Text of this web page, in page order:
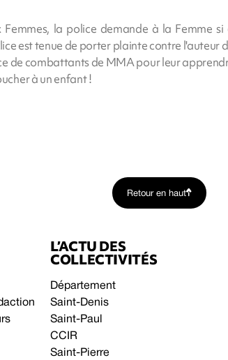
la police demande à la Femme si
est tenue de porter plainte contre l'auteur
de combattants de MMA pour leur
à un enfant !
Retour en haut
L’ACTU DES
COLLECTIVITÉS
Département
Saint-Denis
Saint-Paul
CCIR
Saint-Pierre